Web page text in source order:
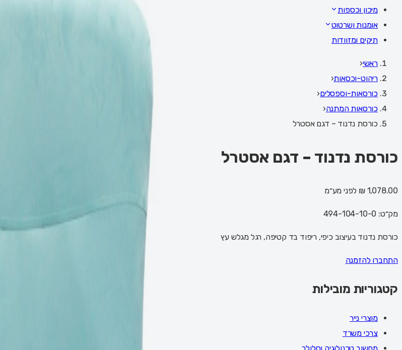
מיכון וכספות
אומנות ושרטוט
תיקים ומזוודות
ראשי‹
ריהוט-וכסאות‹
כורסאות-וספסלים‹
כורסאות המתנה‹
כורסת נדנוד – דגם אסטרל
כורסת נדנוד – דגם אסטרל
1,078.00 ₪ לפני מע״מ
מק״ט: 494-104-10-0
כורסת נדנוד בעיצוב כיפי, ריפוד בד קטיפה, רגל מגלש עץ
התחברו להזמנה
קטגוריות מובילות
מוצרי נייר
צרכי משרד
מחשוב טכנולוגיה וסלולר